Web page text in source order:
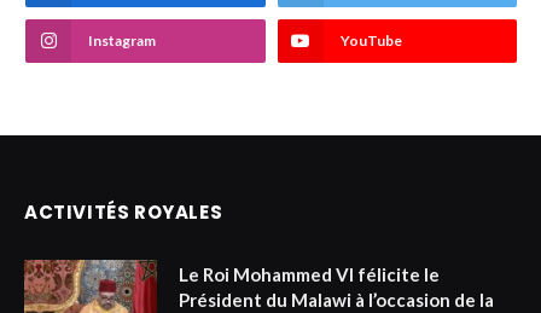
Instagram YouTube
ACTIVITÉS ROYALES
Le Roi Mohammed VI félicite le
Président du Malawi à l’occasion de la